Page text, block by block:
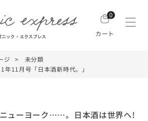
0
カート
ジ
未分類
年11月号「日本酒新時代。」
ューヨーク……。日本酒は世界へ!